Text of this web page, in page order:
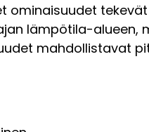
ominaisuudet
lämpötila-alueen,
mahdollistavat